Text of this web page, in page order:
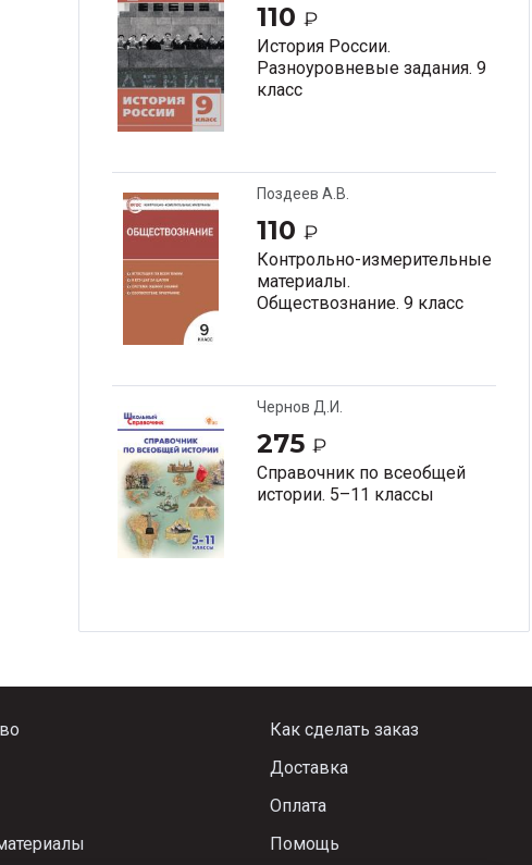
110 ₽
История России.
Разноуровневые задания. 9
класс
Поздеев А.В.
110 ₽
Контрольно-измерительные
материалы.
Обществознание. 9 класс
Чернов Д.И.
275 ₽
Справочник по всеобщей
истории. 5–11 классы
Как сделать заказ
Доставка
Оплата
Помощь